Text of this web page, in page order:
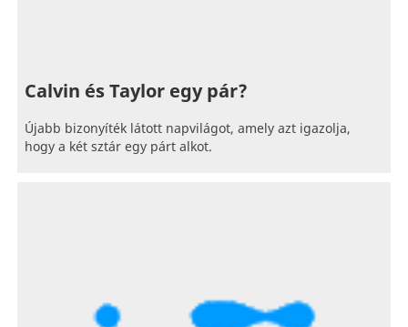
Calvin és Taylor egy pár?
Újabb bizonyíték látott napvilágot, amely azt igazolja,
hogy a két sztár egy párt alkot.